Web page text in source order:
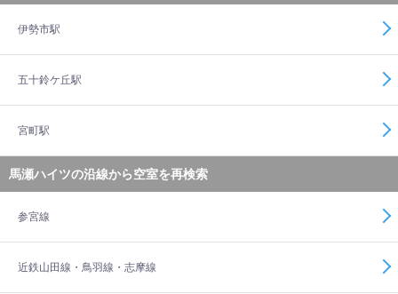
伊勢市駅
五十鈴ケ丘駅
宮町駅
馬瀬ハイツの沿線から空室を再検索
参宮線
近鉄山田線・鳥羽線・志摩線